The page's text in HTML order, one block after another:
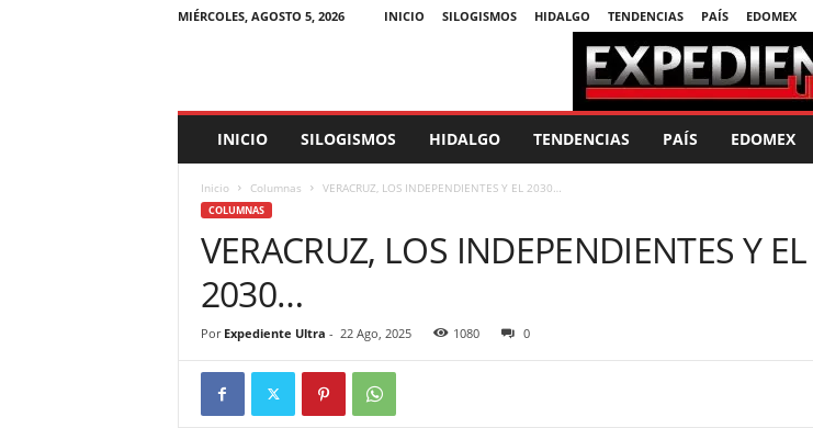
MIÉRCOLES, AGOSTO 5, 2026 INICIO SILOGISMOS HIDALGO TENDENCIAS PAÍS EDOMEX
p
INICIO SILOGISMOS HIDALGO TENDENCIAS PAÍS EDOMEX
Inicio Columnas VERACRUZ, LOS INDEPENDIENTES Y EL 2030…
COLUMNAS
VERACRUZ, LOS INDEPENDIENTES Y EL
2030…
Por Expediente Ultra - 22 Ago, 2025 1080 0